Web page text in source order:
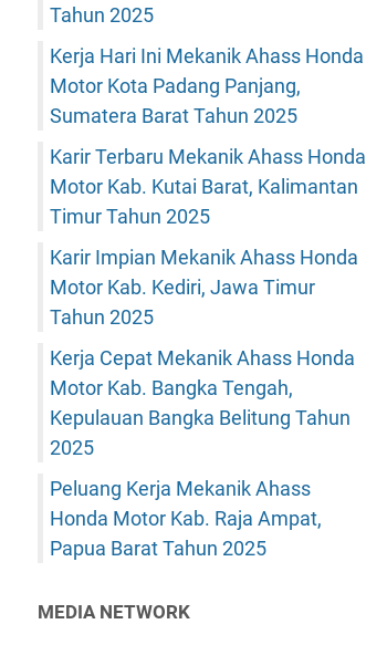
Tahun 2025
Kerja Hari Ini Mekanik Ahass Honda
Motor Kota Padang Panjang,
Sumatera Barat Tahun 2025
Karir Terbaru Mekanik Ahass Honda
Motor Kab. Kutai Barat, Kalimantan
Timur Tahun 2025
Karir Impian Mekanik Ahass Honda
Motor Kab. Kediri, Jawa Timur
Tahun 2025
Kerja Cepat Mekanik Ahass Honda
Motor Kab. Bangka Tengah,
Kepulauan Bangka Belitung Tahun
2025
Peluang Kerja Mekanik Ahass
Honda Motor Kab. Raja Ampat,
Papua Barat Tahun 2025
MEDIA NETWORK